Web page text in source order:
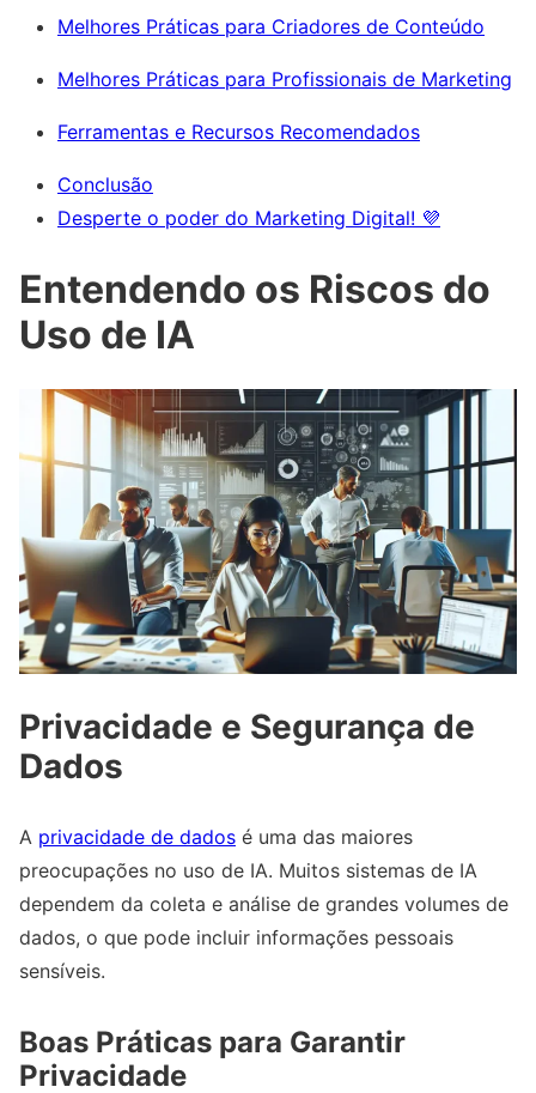
Melhores Práticas para Criadores de Conteúdo
Melhores Práticas para Profissionais de Marketing
Ferramentas e Recursos Recomendados
Conclusão
Desperte o poder do Marketing Digital! 💜
Entendendo os Riscos do
Uso de IA
Privacidade e Segurança de
Dados
A privacidade de dados é uma das maiores
preocupações no uso de IA. Muitos sistemas de IA
dependem da coleta e análise de grandes volumes de
dados, o que pode incluir informações pessoais
sensíveis.
Boas Práticas para Garantir
Privacidade